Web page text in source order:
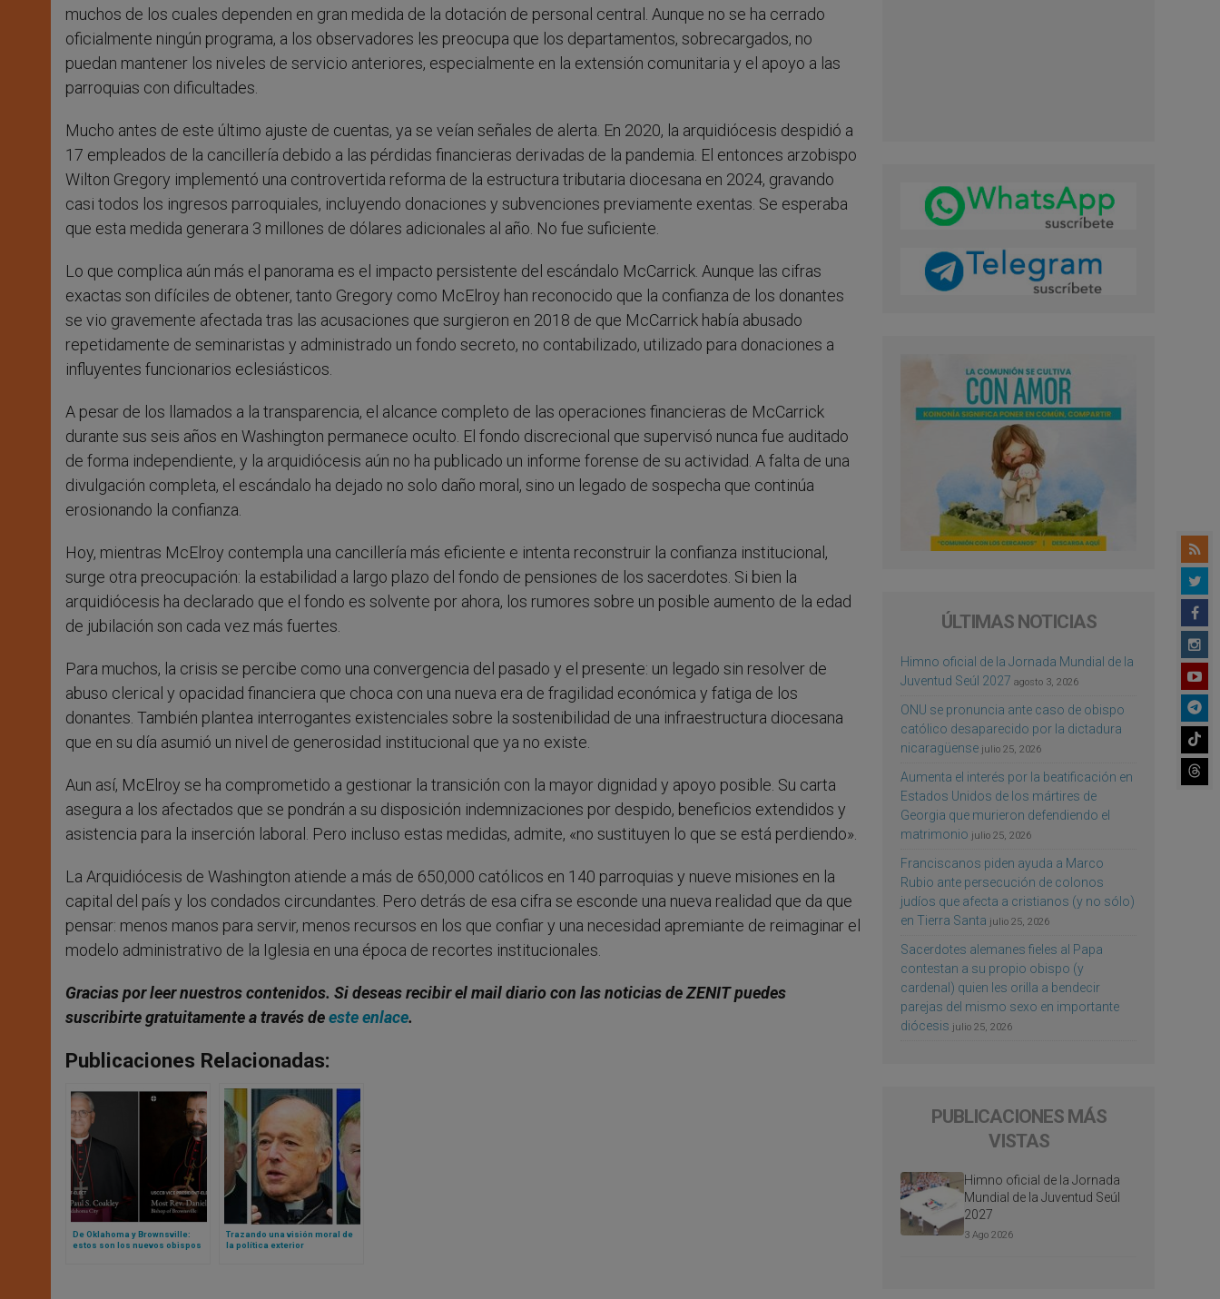
muchos de los cuales dependen en gran medida de la dotación de personal central. Aunque no se ha cerrado
oficialmente ningún programa, a los observadores les preocupa que los departamentos, sobrecargados, no
puedan mantener los niveles de servicio anteriores, especialmente en la extensión comunitaria y el apoyo a las
parroquias con dificultades.
Mucho antes de este último ajuste de cuentas, ya se veían señales de alerta. En 2020, la arquidiócesis despidió a
17 empleados de la cancillería debido a las pérdidas financieras derivadas de la pandemia. El entonces arzobispo
Wilton Gregory implementó una controvertida reforma de la estructura tributaria diocesana en 2024, gravando
casi todos los ingresos parroquiales, incluyendo donaciones y subvenciones previamente exentas. Se esperaba
que esta medida generara 3 millones de dólares adicionales al año. No fue suficiente.
Lo que complica aún más el panorama es el impacto persistente del escándalo McCarrick. Aunque las cifras
exactas son difíciles de obtener, tanto Gregory como McElroy han reconocido que la confianza de los donantes
se vio gravemente afectada tras las acusaciones que surgieron en 2018 de que McCarrick había abusado
repetidamente de seminaristas y administrado un fondo secreto, no contabilizado, utilizado para donaciones a
influyentes funcionarios eclesiásticos.
A pesar de los llamados a la transparencia, el alcance completo de las operaciones financieras de McCarrick
durante sus seis años en Washington permanece oculto. El fondo discrecional que supervisó nunca fue auditado
de forma independiente, y la arquidiócesis aún no ha publicado un informe forense de su actividad. A falta de una
divulgación completa, el escándalo ha dejado no solo daño moral, sino un legado de sospecha que continúa
erosionando la confianza.
Hoy, mientras McElroy contempla una cancillería más eficiente e intenta reconstruir la confianza institucional,
surge otra preocupación: la estabilidad a largo plazo del fondo de pensiones de los sacerdotes. Si bien la
arquidiócesis ha declarado que el fondo es solvente por ahora, los rumores sobre un posible aumento de la edad
de jubilación son cada vez más fuertes.
Para muchos, la crisis se percibe como una convergencia del pasado y el presente: un legado sin resolver de
abuso clerical y opacidad financiera que choca con una nueva era de fragilidad económica y fatiga de los
donantes. También plantea interrogantes existenciales sobre la sostenibilidad de una infraestructura diocesana
que en su día asumió un nivel de generosidad institucional que ya no existe.
Aun así, McElroy se ha comprometido a gestionar la transición con la mayor dignidad y apoyo posible. Su carta
asegura a los afectados que se pondrán a su disposición indemnizaciones por despido, beneficios extendidos y
asistencia para la inserción laboral. Pero incluso estas medidas, admite, «no sustituyen lo que se está perdiendo».
La Arquidiócesis de Washington atiende a más de 650,000 católicos en 140 parroquias y nueve misiones en la
capital del país y los condados circundantes. Pero detrás de esa cifra se esconde una nueva realidad que da que
pensar: menos manos para servir, menos recursos en los que confiar y una necesidad apremiante de reimaginar el
modelo administrativo de la Iglesia en una época de recortes institucionales.
Gracias por leer nuestros contenidos. Si deseas recibir el mail diario con las noticias de ZENIT puedes
suscribirte gratuitamente a través deeste enlace.
Publicaciones Relacionadas:
De Oklahoma y Brownsville:
estos son los nuevos obispos
Trazando una visión moral de
la política exterior
ÚLTIMAS NOTICIAS
Himno oficial de la Jornada Mundial de la
Juventud Seúl 2027 agosto 3, 2026
ONU se pronuncia ante caso de obispo
católico desaparecido por la dictadura
nicaragüense julio 25, 2026
Aumenta el interés por la beatificación en
Estados Unidos de los mártires de
Georgia que murieron defendiendo el
matrimonio julio 25, 2026
Franciscanos piden ayuda a Marco
Rubio ante persecución de colonos
judíos que afecta a cristianos (y no sólo)
en Tierra Santa julio 25, 2026
Sacerdotes alemanes fieles al Papa
contestan a su propio obispo (y
cardenal) quien les orilla a bendecir
parejas del mismo sexo en importante
diócesis julio 25, 2026
PUBLICACIONES MÁS
VISTAS
Himno oficial de la Jornada
Mundial de la Juventud Seúl
2027
3 Ago 2026